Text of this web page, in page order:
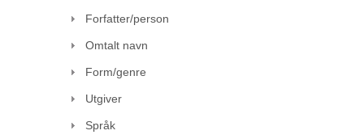
Forfatter/person
Omtalt navn
Form/genre
Utgiver
Språk